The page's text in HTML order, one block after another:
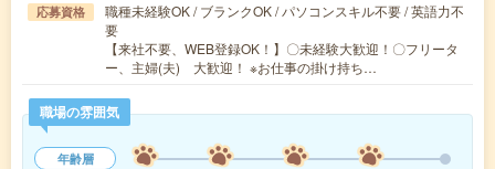
応募資格
職種未経験OK / ブランクOK / パソコンスキル不要 / 英語力不
要
【来社不要、WEB登録OK！】〇未経験大歓迎！〇フリータ
ー、主婦(夫) 大歓迎！ ※お仕事の掛け持ち…
職場の雰囲気
年齢層